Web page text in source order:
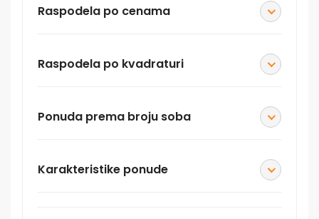
Raspodela po cenama
Raspodela po kvadraturi
Ponuda prema broju soba
Karakteristike ponude